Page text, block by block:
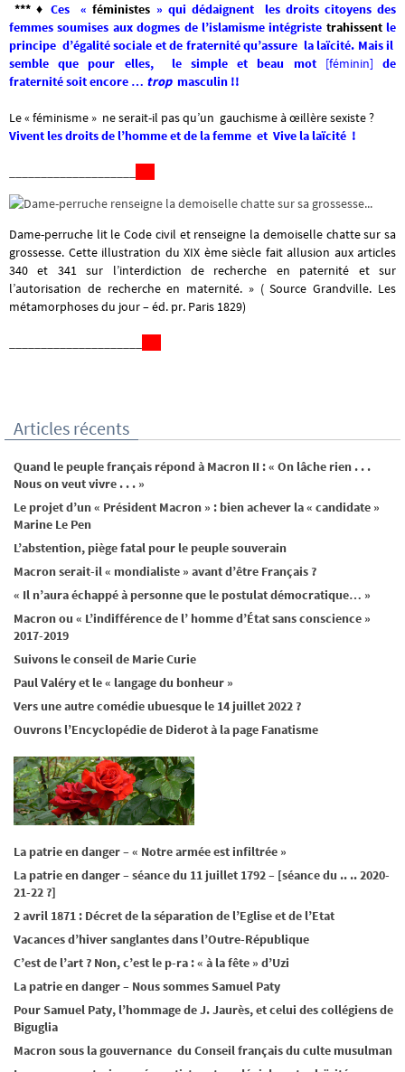
*** ♦ Ces « féministes » qui dédaignent les droits citoyens des
femmes soumises aux dogmes de l’islamisme intégriste trahissentle
principe d’égalité sociale et de fraternité qu’assure la laïcité. Mais il
semble que pour elles, le simple et beau mot[féminin] de
fraternité soit encore … tropmasculin !!
Le « féminisme » ne serait-il pas qu’un gauchisme à œillère sexiste ?
Vivent les droits de l’homme et de la femme et Vive la laïcité !
Dame-perruche lit le Code civil et renseigne la demoiselle chatte sur sa
grossesse. Cette illustration du XIX ème siècle fait allusion aux articles
340 et 341 sur l’interdiction de recherche en paternité et sur
l’autorisation de recherche en maternité. » ( Source Grandville. Les
métamorphoses du jour – éd. pr. Paris 1829)
Articles récents
Quand le peuple français répond à Macron II : « On lâche rien . . .
Nous on veut vivre . . . »
Le projet d’un « Président Macron » : bien achever la « candidate »
Marine Le Pen
L’abstention, piège fatal pour le peuple souverain
Macron serait-il « mondialiste » avant d’être Français ?
« Il n’aura échappé à personne que le postulat démocratique… »
Macron ou « L’indifférence de l’ homme d’État sans conscience »
2017-2019
Suivons le conseil de Marie Curie
Paul Valéry et le « langage du bonheur »
Vers une autre comédie ubuesque le 14 juillet 2022 ?
Ouvrons l’Encyclopédie de Diderot à la page Fanatisme
La patrie en danger – « Notre armée est infiltrée »
La patrie en danger – séance du 11 juillet 1792 – [séance du .. .. 2020-
21-22 ?]
2 avril 1871 : Décret de la séparation de l’Eglise et de l’Etat
Vacances d’hiver sanglantes dans l’Outre-République
C’est de l’art ? Non, c’est le p-ra : « à la fête » d’Uzi
La patrie en danger – Nous sommes Samuel Paty
Pour Samuel Paty, l’hommage de J. Jaurès, et celui des collégiens de
Biguglia
Macron sous la gouvernance du Conseil français du culte musulman